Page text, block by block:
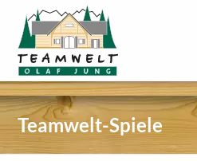
Teamwelt-Spiele